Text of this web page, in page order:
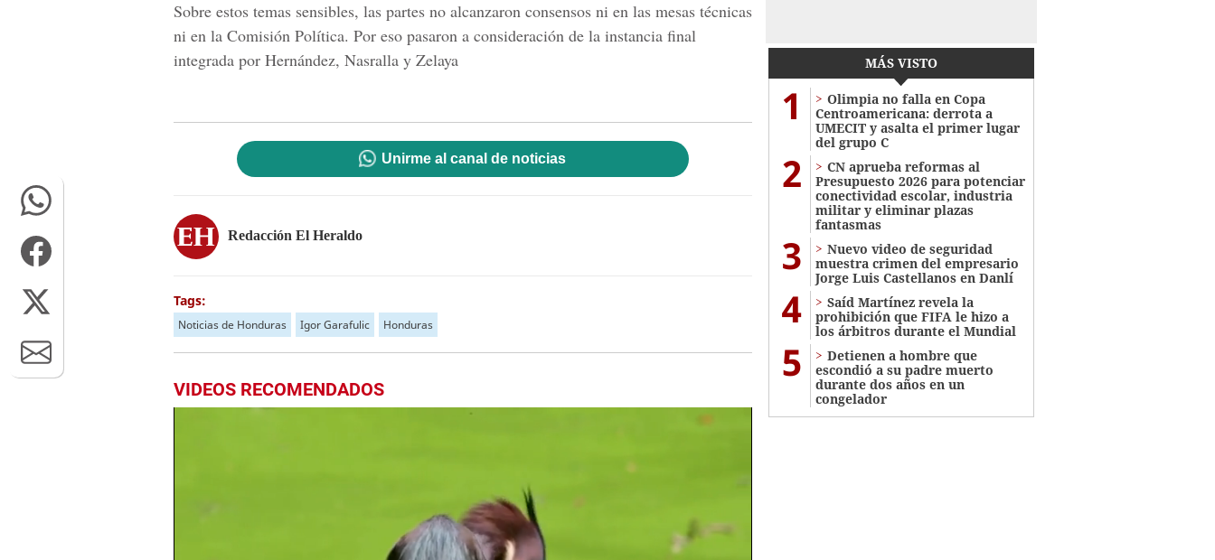
Sobre estos temas sensibles, las partes no alcanzaron consensos ni en las mesas técnicas
ni en la Comisión Política. Por eso pasaron a consideración de la instancia final
integrada por Hernández, Nasralla y Zelaya
Unirme al canal de noticias
Redacción El Heraldo
Tags:
Noticias de Honduras Igor Garafulic Honduras
VIDEOS RECOMENDADOS
MÁS VISTO
1
Olimpia no falla en Copa
Centroamericana: derrota a
UMECIT y asalta el primer lugar
del grupo C
2
CN aprueba reformas al
Presupuesto 2026 para potenciar
conectividad escolar, industria
militar y eliminar plazas
fantasmas
3
Nuevo video de seguridad
muestra crimen del empresario
Jorge Luis Castellanos en Danlí
4
Saíd Martínez revela la
prohibición que FIFA le hizo a
los árbitros durante el Mundial
5
Detienen a hombre que
escondió a su padre muerto
durante dos años en un
congelador